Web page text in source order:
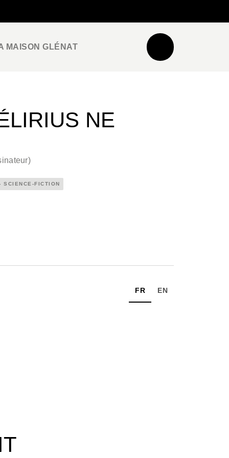
MAISON GLÉNAT
NE
)
SCIENCE-FICTION
FR EN